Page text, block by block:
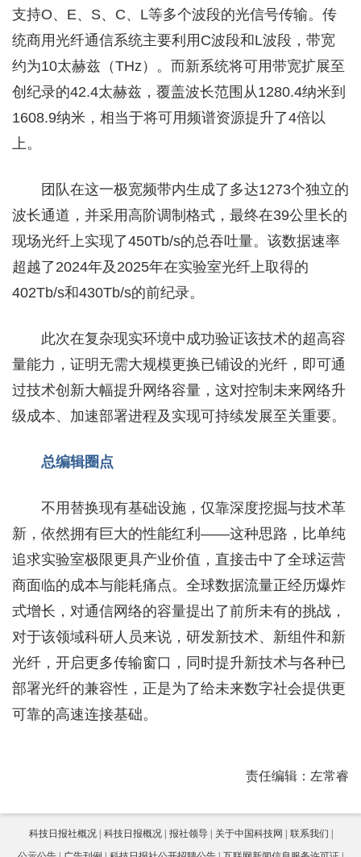
支持O、E、S、C、L等多个波段的光信号传输。传
统商用光纤通信系统主要利用C波段和L波段，带宽
约为10太赫兹（THz）。而新系统将可用带宽扩展至
创纪录的42.4太赫兹，覆盖波长范围从1280.4纳米到
1608.9纳米，相当于将可用频谱资源提升了4倍以
上。
团队在这一极宽频带内生成了多达1273个独立的
波长通道，并采用高阶调制格式，最终在39公里长的
现场光纤上实现了450Tb/s的总吞吐量。该数据速率
超越了2024年及2025年在实验室光纤上取得的
402Tb/s和430Tb/s的前纪录。
此次在复杂现实环境中成功验证该技术的超高容
量能力，证明无需大规模更换已铺设的光纤，即可通
过技术创新大幅提升网络容量，这对控制未来网络升
级成本、加速部署进程及实现可持续发展至关重要。
总编辑圈点
不用替换现有基础设施，仅靠深度挖掘与技术革
新，依然拥有巨大的性能红利——这种思路，比单纯
追求实验室极限更具产业价值，直接击中了全球运营
商面临的成本与能耗痛点。全球数据流量正经历爆炸
式增长，对通信网络的容量提出了前所未有的挑战，
对于该领域科研人员来说，研发新技术、新组件和新
光纤，开启更多传输窗口，同时提升新技术与各种已
部署光纤的兼容性，正是为了给未来数字社会提供更
可靠的高速连接基础。
责任编辑：左常睿
科技日报社概况 科技日报概况 报社领导 关于中国科技网
联系我们